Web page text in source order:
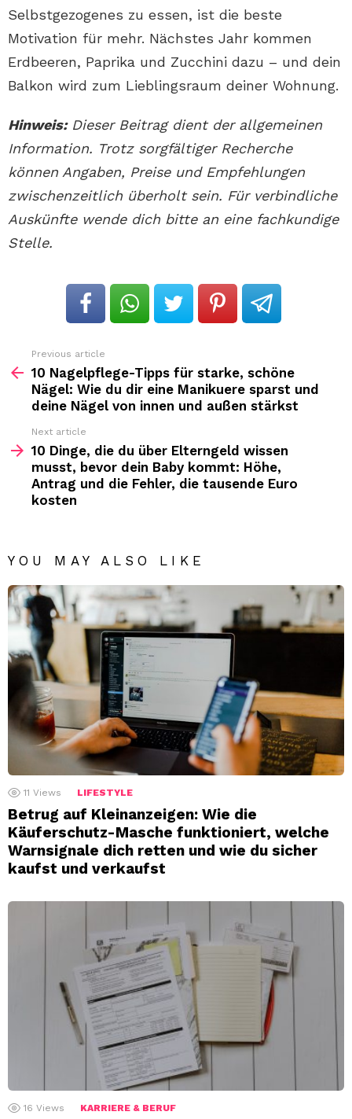
Selbstgezogenes zu essen, ist die beste
Motivation für mehr. Nächstes Jahr kommen
Erdbeeren, Paprika und Zucchini dazu – und dein
Balkon wird zum Lieblingsraum deiner Wohnung.
Hinweis:Dieser Beitrag dient der allgemeinen
Information. Trotz sorgfältiger Recherche
können Angaben, Preise und Empfehlungen
zwischenzeitlich überholt sein. Für verbindliche
Auskünfte wende dich bitte an eine fachkundige
Stelle.
more
Previous article
10 Nagelpflege-Tipps für starke, schöne
Nägel: Wie du dir eine Manikuere sparst und
deine Nägel von innen und außen stärkst
Next article
10 Dinge, die du über Elterngeld wissen
musst, bevor dein Baby kommt: Höhe,
Antrag und die Fehler, die tausende Euro
kosten
YOU MAY ALSO LIKE
11 Views LIFESTYLE
Betrug auf Kleinanzeigen: Wie die
Käuferschutz-Masche funktioniert, welche
Warnsignale dich retten und wie du sicher
kaufst und verkaufst
16 Views KARRIERE & BERUF